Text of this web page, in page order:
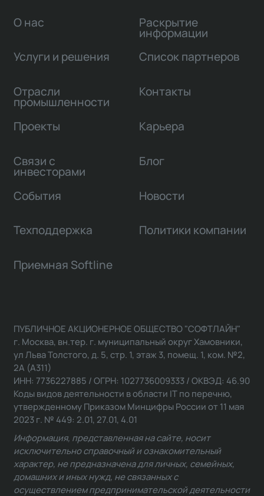
О нас
Услуги и решения
Отрасли
промышленности
Проекты
Связи с
инвесторами
Раскрытие
информации
Список партнеров
Контакты
Карьера
Блог
События Новости
Техподдержка Политики компании
Приемная Softline
ПУБЛИЧНОЕ АКЦИОНЕРНОЕ ОБЩЕСТВО "СОФТЛАЙН"
г. Москва, вн.тер. г. муниципальный округ Хамовники,
ул Льва Толстого, д. 5, стр. 1, этаж 3, помещ. 1, ком. №2,
2А (А311)
ИНН: 7736227885 / ОГРН: 1027736009333 / ОКВЭД: 46.90
Коды видов деятельности в области IT по перечню,
утвержденному Приказом Минцифры России от 11 мая
2023 г. № 449: 2.01, 27.01, 4.01
Информация, представленная на сайте, носит
исключительно справочный и ознакомительный
характер, не предназначена для личных, семейных,
домашних и иных нужд, не связанных с
осуществлением предпринимательской деятельности